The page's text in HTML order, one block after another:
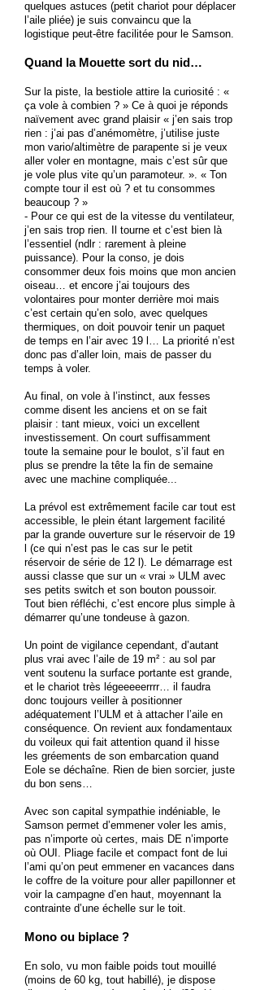
quelques astuces (petit chariot pour déplacer
l’aile pliée) je suis convaincu que la
logistique peut-être facilitée pour le Samson.
Quand la Mouette sort du nid…
Sur la piste, la bestiole attire la curiosité : «
ça vole à combien ? » Ce à quoi je réponds
naïvement avec grand plaisir « j’en sais trop
rien : j’ai pas d’anémomètre, j’utilise juste
mon vario/altimètre de parapente si je veux
aller voler en montagne, mais c’est sûr que
je vole plus vite qu’un paramoteur. ». « Ton
compte tour il est où ? et tu consommes
beaucoup ? »
- Pour ce qui est de la vitesse du ventilateur,
j’en sais trop rien. Il tourne et c’est bien là
l’essentiel (ndlr : rarement à pleine
puissance). Pour la conso, je dois
consommer deux fois moins que mon ancien
oiseau… et encore j’ai toujours des
volontaires pour monter derrière moi mais
c’est certain qu’en solo, avec quelques
thermiques, on doit pouvoir tenir un paquet
de temps en l’air avec 19 l… La priorité n’est
donc pas d’aller loin, mais de passer du
temps à voler.
Au final, on vole à l’instinct, aux fesses
comme disent les anciens et on se fait
plaisir : tant mieux, voici un excellent
investissement. On court suffisamment
toute la semaine pour le boulot, s’il faut en
plus se prendre la tête la fin de semaine
avec une machine compliquée...
La prévol est extrêmement facile car tout est
accessible, le plein étant largement facilité
par la grande ouverture sur le réservoir de 19
l (ce qui n’est pas le cas sur le petit
réservoir de série de 12 l). Le démarrage est
aussi classe que sur un « vrai » ULM avec
ses petits switch et son bouton poussoir.
Tout bien réfléchi, c’est encore plus simple à
démarrer qu’une tondeuse à gazon.
Un point de vigilance cependant, d’autant
plus vrai avec l’aile de 19 m² : au sol par
vent soutenu la surface portante est grande,
et le chariot très légeeeeerrrr… il faudra
donc toujours veiller à positionner
adéquatement l’ULM et à attacher l’aile en
conséquence. On revient aux fondamentaux
du voileux qui fait attention quand il hisse
les gréements de son embarcation quand
Eole se déchaîne. Rien de bien sorcier, juste
du bon sens…
Avec son capital sympathie indéniable, le
Samson permet d’emmener voler les amis,
pas n’importe où certes, mais DE n’importe
où OUI. Pliage facile et compact font de lui
l’ami qu’on peut emmener en vacances dans
le coffre de la voiture pour aller papillonner et
voir la campagne d’en haut, moyennant la
contrainte d’une échelle sur le toit.
Mono ou biplace ?
En solo, vu mon faible poids tout mouillé
(moins de 60 kg, tout habillé), je dispose